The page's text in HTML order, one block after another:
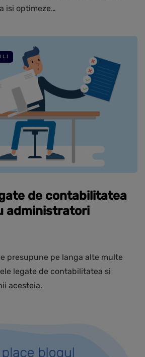
isi optimeze…
de contabilitatea
administratori
presupune pe langa alte multe
legate de contabilitatea si
acesteia.